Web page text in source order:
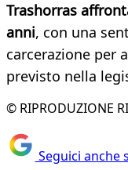
Trashorras
anni, con una
carcerazione per
previsto nella
© RIPRODUZIONE
Seguici anche